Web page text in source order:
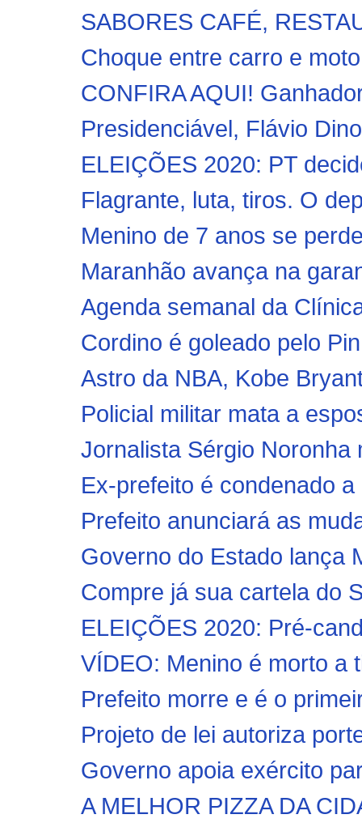
SABORES CAFÉ,
Choque entre carro e
CONFIRA AQUI!
Presidenciável, Flávio
ELEIÇÕES 2020: PT
Flagrante, luta, tiros. O
Menino de 7 anos se
Maranhão avança na
Agenda semanal da
Cordino é goleado pelo
Astro da NBA, Kobe
Policial militar mata a
Jornalista Sérgio
Ex-prefeito é condenado
Prefeito anunciará as
Governo do Estado lança
Compre já sua cartela do
ELEIÇÕES 2020: Pré-
VÍDEO: Menino é morto a
Prefeito morre e é o
Projeto de lei autoriza
Governo apoia exército
A MELHOR PIZZA DA